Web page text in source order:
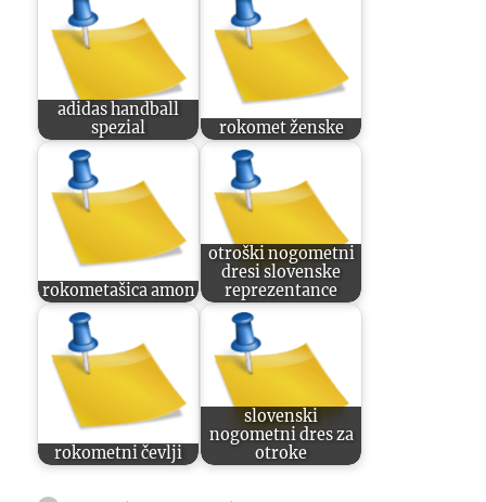
adidas handball
spezial
rokomet ženske
rokometašica amon
otroški nogometni
dresi slovenske
reprezentance
rokometni čevlji
slovenski
nogometni dres za
otroke